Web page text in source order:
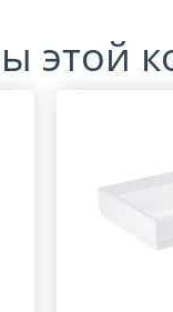
этой